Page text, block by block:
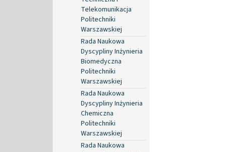
Telekomunikacja
Politechniki
Warszawskiej
Rada Naukowa
Dyscypliny Inżynieria
Biomedyczna
Politechniki
Warszawskiej
Rada Naukowa
Dyscypliny Inżynieria
Chemiczna
Politechniki
Warszawskiej
Rada Naukowa